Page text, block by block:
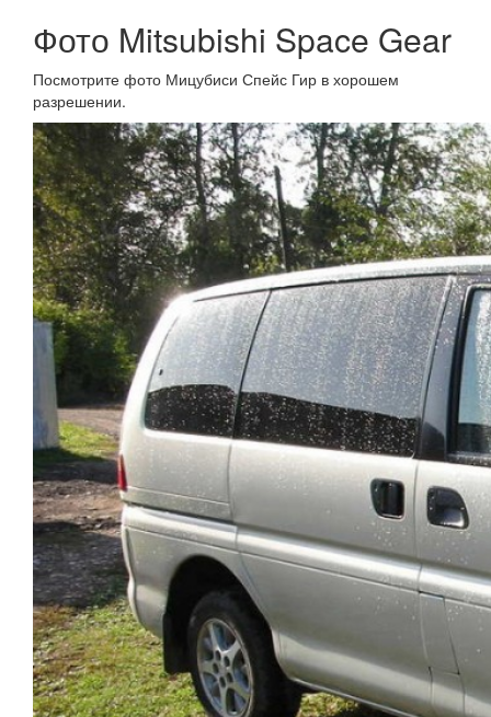
Фото Mitsubishi Space Gear
Посмотрите фото Мицубиси Спейс Гир в хорошем
разрешении.